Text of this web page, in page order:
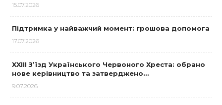
15.07.2026
Підтримка у найважчий момент: грошова допомога
17.07.2026
XXIII З’їзд Українського Червоного Хреста: обрано
нове керівництво та затверджено…
9.07.2026